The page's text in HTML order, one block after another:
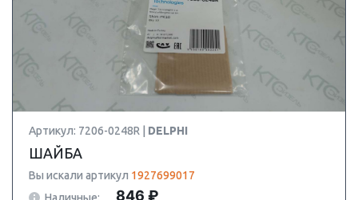
Артикул: 7206-0248R | DELPHI
ШАЙБА
Вы искали артикул 1927699017
Наличные:
846 ₽